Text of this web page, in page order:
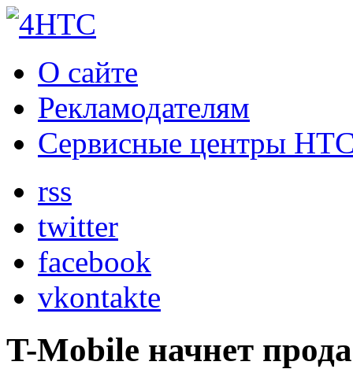
О сайте
Рекламодателям
Сервисные центры
rss
twitter
facebook
vkontakte
T-Mobile начнет